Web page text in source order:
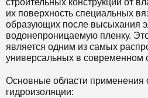
строительных конструкций от
их поверхность специальных
образующих после высыхания
водонепроницаемую пленку.
является одним из самых
универсальных в современном
Основные области применения
гидроизоляции: